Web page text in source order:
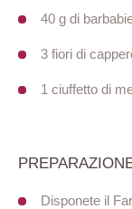
40 g di
3 fiori di
1 ciuffetto di
Disponete il